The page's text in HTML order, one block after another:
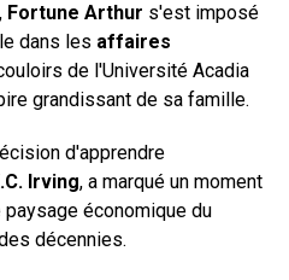
Fortune Arthur s'est imposé
dans les affaires
de l'Université Acadia
grandissant de sa famille.
d'apprendre
Irving, a marqué un moment
économique du
décennies.